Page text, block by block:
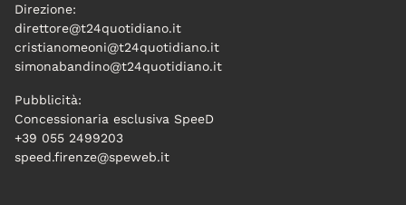
Direzione:
direttore@t24quotidiano.it
cristianomeoni@t24quotidiano.it
simonabandino@t24quotidiano.it
Pubblicità:
Concessionaria esclusiva SpeeD
+39 055 2499203
speed.firenze@speweb.it